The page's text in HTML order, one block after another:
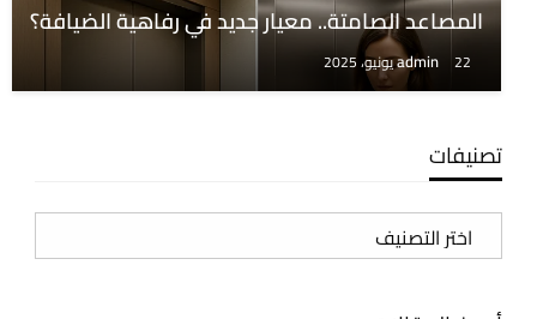
المصاعد الصامتة.. معيار جديد في رفاهية الضيافة؟
admin 22 يونيو، 2025
تصنيفات
تصنيفات